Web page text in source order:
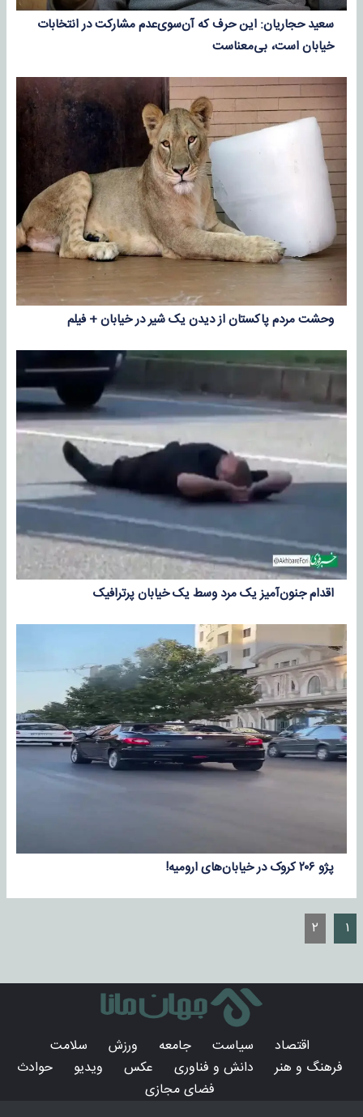
سعید حجاریان: این حرف که آن‌سوی‌عدم مشارکت در انتخابات
خیابان است، بی‌معناست
وحشت مردم پاکستان از دیدن یک شیر در خیابان‌ + فیلم
اقدام جنون‌آمیز یک مرد وسط یک خیابان پرترافیک
پژو ۲۰۶ کروک در خیابان‌های ارومیه!
۱ ۲
اقتصاد سیاست جامعه ورزش
سلامت
فرهنگ و هنر
دانش و فناوری عکس ویدیو
حوادث
فضای مجازی